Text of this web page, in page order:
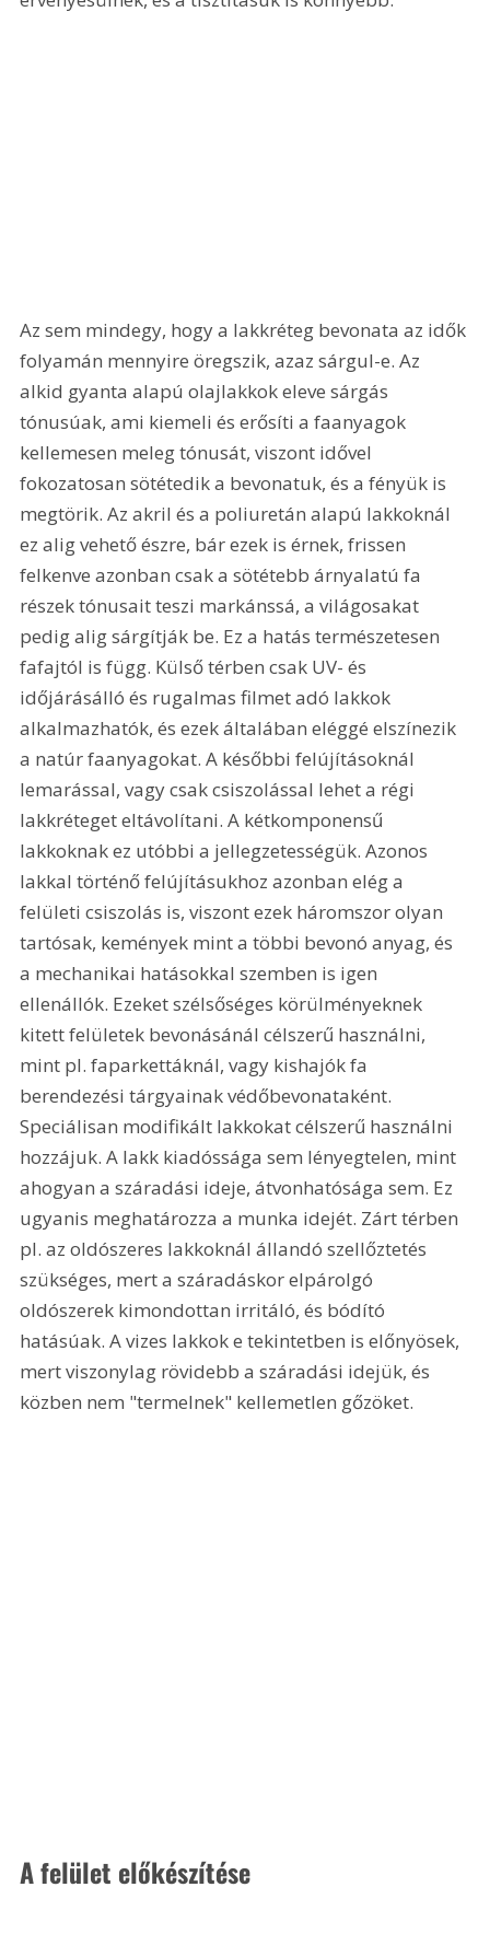
Az sem mindegy, hogy a lakkréteg bevonata az idők
folyamán mennyire öregszik, azaz sárgul-e. Az
alkid gyanta alapú olajlakkok eleve sárgás
tónusúak, ami kiemeli és erősíti a faanyagok
kellemesen meleg tónusát, viszont idővel
fokozatosan sötétedik a bevonatuk, és a fényük is
megtörik. Az akril és a poliuretán alapú lakkoknál
ez alig vehető észre, bár ezek is érnek, frissen
felkenve azonban csak a sötétebb árnyalatú fa
részek tónusait teszi markánssá, a világosakat
pedig alig sárgítják be. Ez a hatás természetesen
fafajtól is függ. Külső térben csak UV- és
időjárásálló és rugalmas filmet adó lakkok
alkalmazhatók, és ezek általában eléggé elszínezik
a natúr faanyagokat. A későbbi felújításoknál
lemarással, vagy csak csiszolással lehet a régi
lakkréteget eltávolítani. A kétkomponensű
lakkoknak ez utóbbi a jellegzetességük. Azonos
lakkal történő felújításukhoz azonban elég a
felületi csiszolás is, viszont ezek háromszor olyan
tartósak, kemények mint a többi bevonó anyag, és
a mechanikai hatásokkal szemben is igen
ellenállók. Ezeket szélsőséges körülményeknek
kitett felületek bevonásánál célszerű használni,
mint pl. faparkettáknál, vagy kishajók fa
berendezési tárgyainak védőbevonataként.
Speciálisan modifikált lakkokat célszerű használni
hozzájuk. A lakk kiadóssága sem lényegtelen, mint
ahogyan a száradási ideje, átvonhatósága sem. Ez
ugyanis meghatározza a munka idejét. Zárt térben
pl. az oldószeres lakkoknál állandó szellőztetés
szükséges, mert a száradáskor elpárolgó
oldószerek kimondottan irritáló, és bódító
hatásúak. A vizes lakkok e tekintetben is előnyösek,
mert viszonylag rövidebb a száradási idejük, és
közben nem "termelnek" kellemetlen gőzöket.
A felület előkészítése